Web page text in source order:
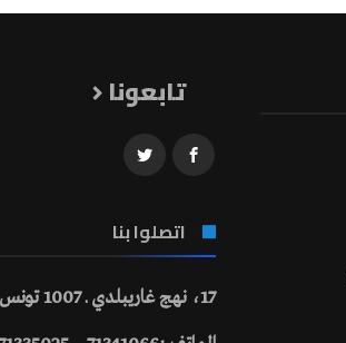
تابعونا
اتصلوا بنا
17، نهج غاريبلدي ـ 1007 تونس